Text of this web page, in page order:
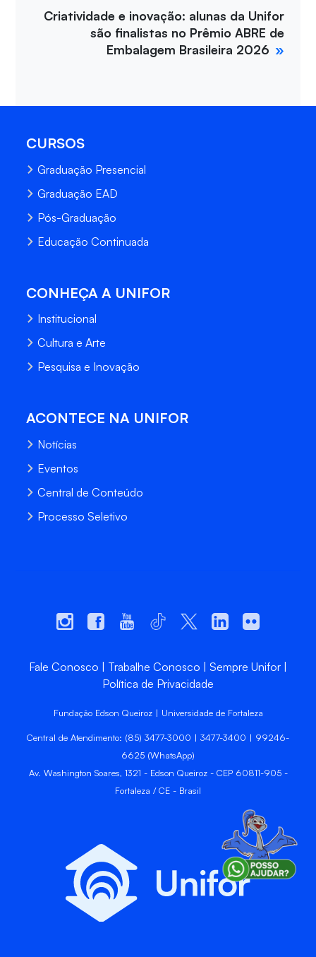
Criatividade e inovação: alunas da Unifor
são finalistas no Prêmio ABRE de
Embalagem Brasileira 2026
CURSOS
Graduação Presencial
Graduação EAD
Pós-Graduação
Educação Continuada
CONHEÇA A UNIFOR
Institucional
Cultura e Arte
Pesquisa e Inovação
ACONTECE NA UNIFOR
Notícias
Eventos
Central de Conteúdo
Processo Seletivo
Fale Conosco Trabalhe Conosco
Sempre Unifor
Política de Privacidade
Fundação Edson Queiroz | Universidade de Fortaleza
Central de Atendimento: (85) 3477-3000 | 3477-3400 | 99246-
6625 (WhatsApp)
Av. Washington Soares, 1321 - Edson Queiroz - CEP 60811-905 -
Fortaleza / CE - Brasil